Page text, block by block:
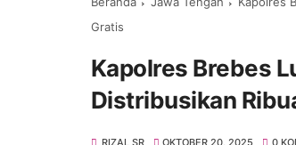
Gratis
Kapolres Brebes
Distribusikan
RIZAL SR OKTOBER 20, 2025 0